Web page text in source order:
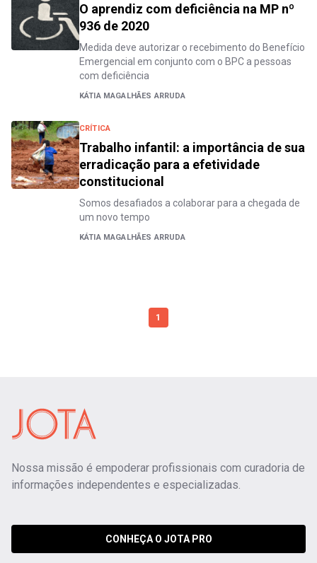
O aprendiz com deficiência na MP nº
936 de 2020
Medida deve autorizar o recebimento do Benefício
Emergencial em conjunto com o BPC a pessoas
com deficiência
KÁTIA MAGALHÃES ARRUDA
CRÍTICA
Trabalho infantil: a importância de sua
erradicação para a efetividade
constitucional
Somos desafiados a colaborar para a chegada de
um novo tempo
KÁTIA MAGALHÃES ARRUDA
1
Nossa missão é empoderar profissionais com curadoria de
informações independentes e especializadas.
CONHEÇA O JOTA PRO